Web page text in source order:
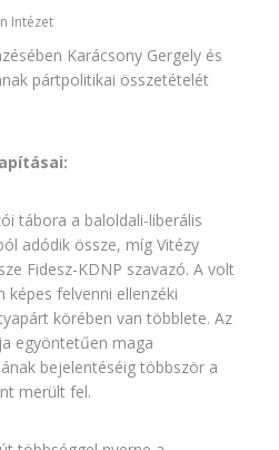
Intézet
Karácsony Gergely és
pártpolitikai összetételét
tábora a baloldali-liberális
adódik össze, míg Vitézy
Fidesz-KDNP szavazó. A volt
képes felvenni ellenzéki
körében van többlete. Az
egyöntetűen maga
bejelentéséig többször a
merült fel.